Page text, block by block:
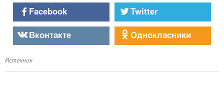
Facebook
Twitter
Вконтакте
Однокласники
Источник